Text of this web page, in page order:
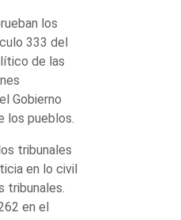
los
333 del
de las
Gobierno
los pueblos.
tribunales
en lo civil
tribunales.
en el